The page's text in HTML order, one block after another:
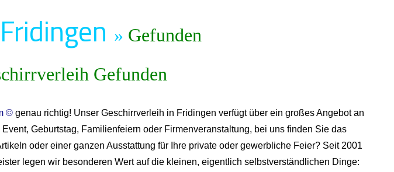
» Gefunden
©genau richtig! Unser Geschirrverleih in Fridingen verfügt über ein großes Angebot an
Geburtstag, Familienfeiern oder Firmenveranstaltung, bei uns finden Sie das
oder einer ganzen Ausstattung für Ihre private oder gewerbliche Feier? Seit 2001
legen wir besonderen Wert auf die kleinen, eigentlich selbstverständlichen Dinge: